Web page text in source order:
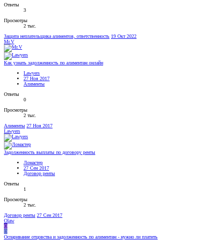
Ответы
3
Просмотры
2 тыс.
Защита неплательщика алиментов, ответственность 19 Окт 2022
Mr.V
Как узнать задолженность по алиментам онлайн
Lawyers
27 Ноя 2017
Алименты
Ответы
0
Просмотры
2 тыс.
Алименты 27 Ноя 2017
Lawyers
Задолженность выплаты по договору ренты
Ломастер
27 Сен 2017
Договор ренты
Ответы
1
Просмотры
2 тыс.
Договор ренты 27 Сен 2017
Olaw
O
D
Оспаривание отцовства и задолженность по алиментам - нужно ли платить